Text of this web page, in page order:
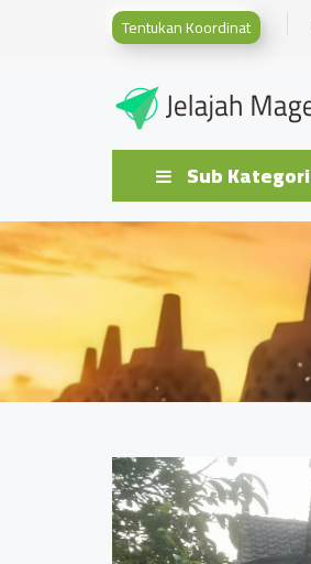
Tentukan Koordinat
Sub Kategori